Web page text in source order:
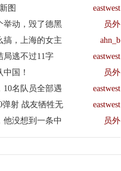
图 eastwest
举动，毁了德黑 员外
搞，上海的女主 ahn_b
局逃不过11字 eastwest
国！ 员外
10名队员全部遇 eastwest
弹射 战友牺牲无 eastwest
他没想到一条中 员外